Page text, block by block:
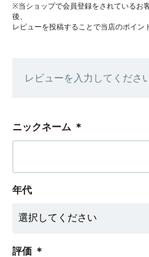
※当ショップで会員登録をされているお
後、
レビューを投稿することで当店のポイン
レビューを入力してくださ
ニックネーム ＊
年代
評価 ＊